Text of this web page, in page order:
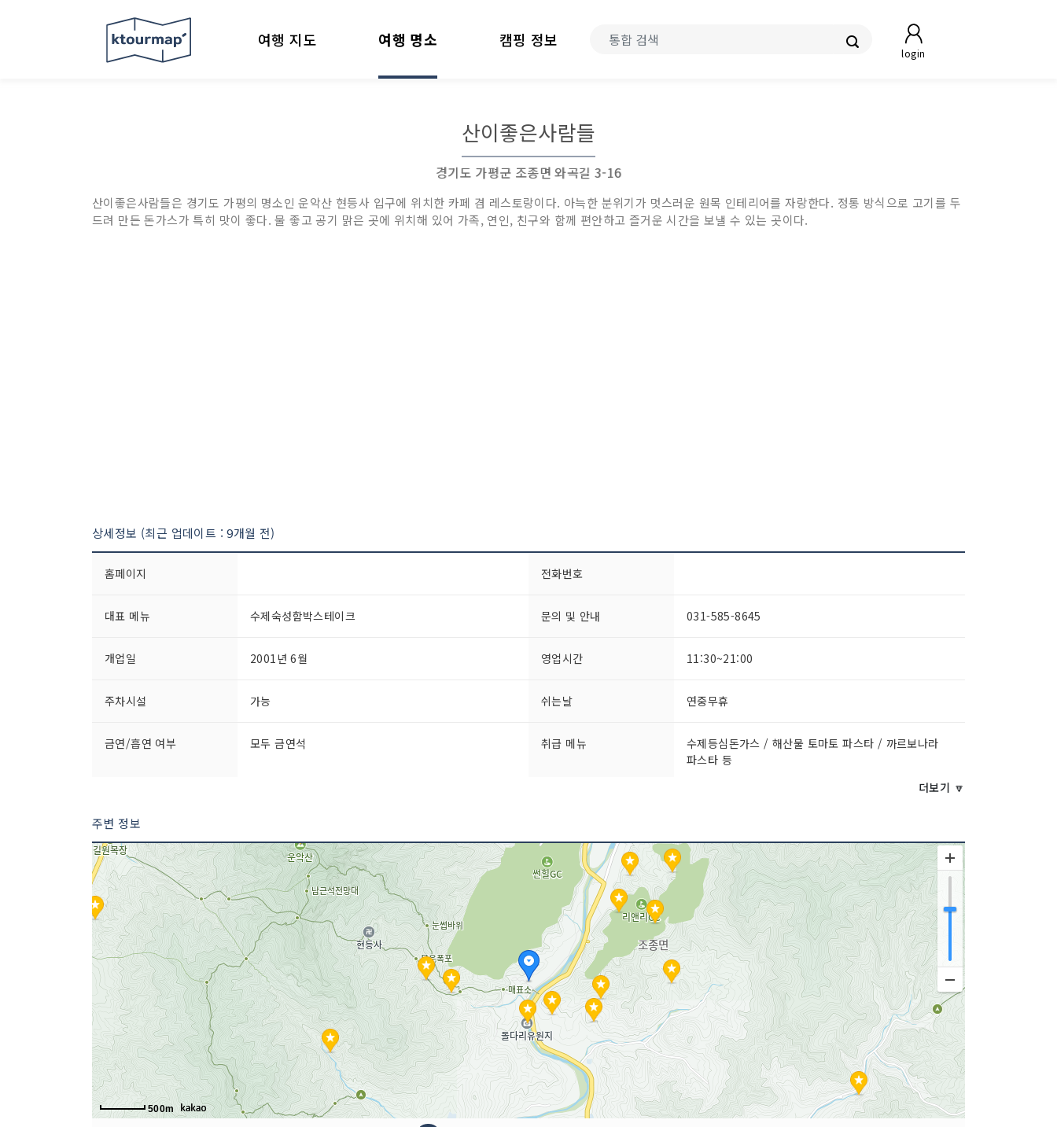
login
여행 지도 여행 명소 캠핑 정보
산이좋은사람들
경기도 가평군 조종면 와곡길 3-16
산이좋은사람들은 경기도 가평의 명소인 운악산 현등사 입구에 위치한 카페 겸 레스토랑이다. 아늑한 분위기가 멋스러운 원목 인테리어를 자랑한다. 정통 방식으로 고기를 두
드려 만든 돈가스가 특히 맛이 좋다. 물 좋고 공기 맑은 곳에 위치해 있어 가족, 연인, 친구와 함께 편안하고 즐거운 시간을 보낼 수 있는 곳이다.
상세정보 (최근 업데이트 : 9개월 전)
홈페이지 전화번호
대표 메뉴 수제숙성함박스테이크 문의 및 안내 031-585-8645
개업일 2001년 6월 영업시간 11:30~21:00
주차시설 가능 쉬는날 연중무휴
금연/흡연 여부 모두 금연석 취급 메뉴
수제등심돈가스 / 해산물 토마토 파스타 / 까르보나라
파스타 등
더보기 🔽
주변 정보
500m